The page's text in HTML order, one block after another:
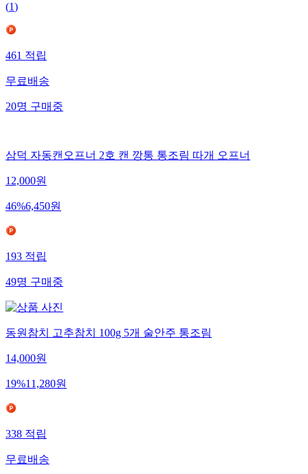
(1)
461 적립
무료배송
20명 구매중
삼덕 자동캔오프너 2호 캔 깡통 통조림 따개 오프너
12,000원
46%6,450원
193 적립
49명 구매중
동원참치 고추참치 100g 5개 술안주 통조림
14,000원
19%11,280원
338 적립
무료배송